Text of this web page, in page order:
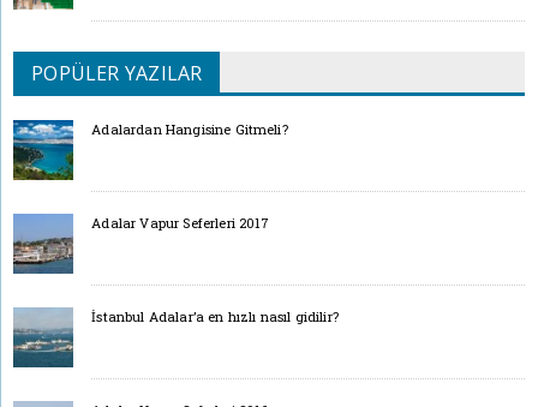
POPÜLER YAZILAR
Adalardan Hangisine Gitmeli?
Adalar Vapur Seferleri 2017
İstanbul Adalar’a en hızlı nasıl gidilir?